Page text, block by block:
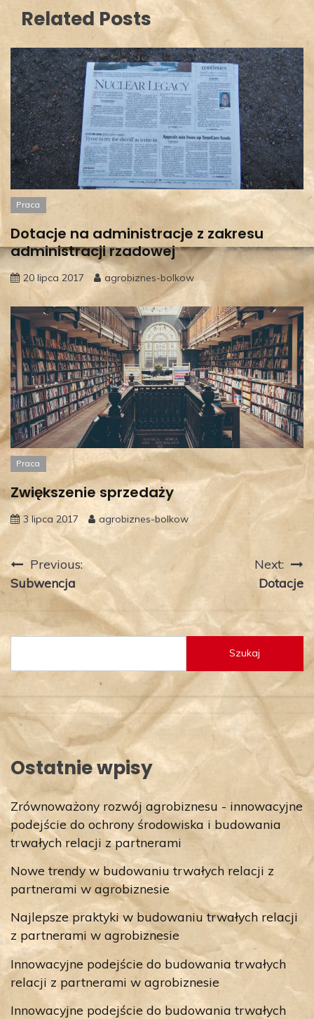
Related Posts
Praca
Dotacje na administracje z zakresu
administracji rzadowej
20 lipca 2017 agrobiznes-bolkow
Praca
Zwiększenie sprzedaży
3 lipca 2017 agrobiznes-bolkow
Nawigacja
wpisu
Previous:
Subwencja
Next:
Dotacje
Szukaj
Ostatnie wpisy
Zrównoważony rozwój agrobiznesu - innowacyjne
podejście do ochrony środowiska i budowania
trwałych relacji z partnerami
Nowe trendy w budowaniu trwałych relacji z
partnerami w agrobiznesie
Najlepsze praktyki w budowaniu trwałych relacji
z partnerami w agrobiznesie
Innowacyjne podejście do budowania trwałych
relacji z partnerami w agrobiznesie
Innowacyjne podejście do budowania trwałych